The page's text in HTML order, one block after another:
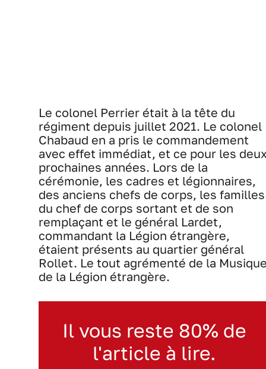
Le colonel Perrier était à la tête du
régiment depuis juillet 2021. Le colonel
Chabaud en a pris le commandement
avec effet immédiat, et ce pour les
prochaines années. Lors de la
cérémonie, les cadres et légionnaires,
des anciens chefs de corps, les familles
du chef de corps sortant et de son
remplaçant et le général Lardet,
commandant la Légion étrangère,
étaient présents au quartier général
Rollet. Le tout agrémenté de la
de la Légion étrangère.
Il vous reste 80% de
l'article à lire.